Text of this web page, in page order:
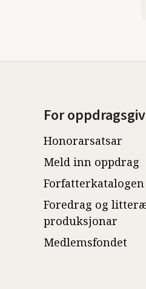
For
Honorarsatsar
Meld inn oppdrag
Forfatterkatalogen
Foredrag og
produksjonar
Medlemsfondet